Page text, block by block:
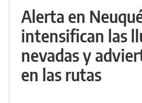
Alerta en
intensifican las
nevadas y
en las rutas